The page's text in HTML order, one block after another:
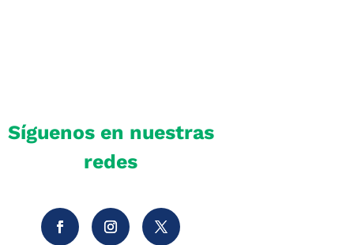
Síguenos en nuestras
redes